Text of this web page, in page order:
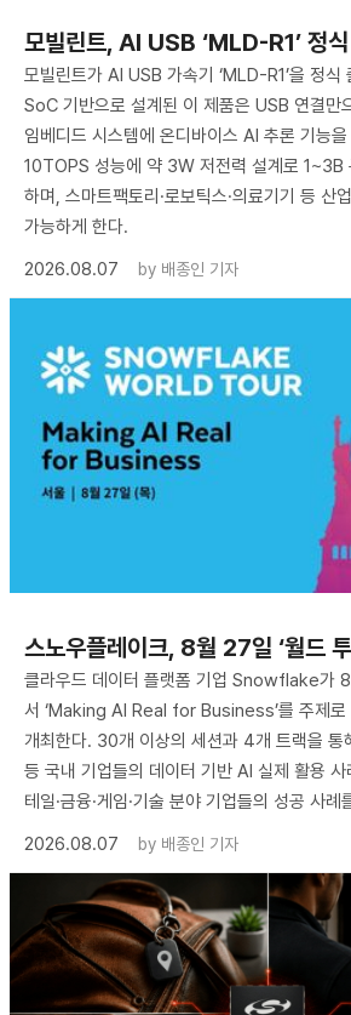
모빌린트, AI USB ‘MLD-R1’ 정식
모빌린트가 AI USB 가속기 ‘MLD-R1’을 정식
SoC 기반으로 설계된 이 제품은 USB 연결만
임베디드 시스템에 온디바이스 AI 추론 기능
10TOPS 성능에 약 3W 저전력 설계로 1~3B
하며, 스마트팩토리·로보틱스·의료기기 등 산
가능하게 한다.
2026.08.07
by 배종인 기자
스노우플레이크, 8월 27일 ‘월드 투
클라우드 데이터 플랫폼 기업 Snowflake가
서 ‘Making AI Real for Business’를 주제로
개최한다. 30개 이상의 세션과 4개 트랙을 통
등 국내 기업들의 데이터 기반 AI 실제 활용 사
테일·금융·게임·기술 분야 기업들의 성공 사
2026.08.07
by 배종인 기자